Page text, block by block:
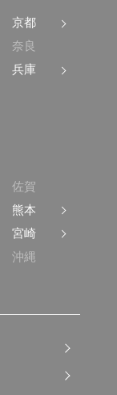
京都
奈良
兵庫
佐賀
熊本
宮崎
沖縄